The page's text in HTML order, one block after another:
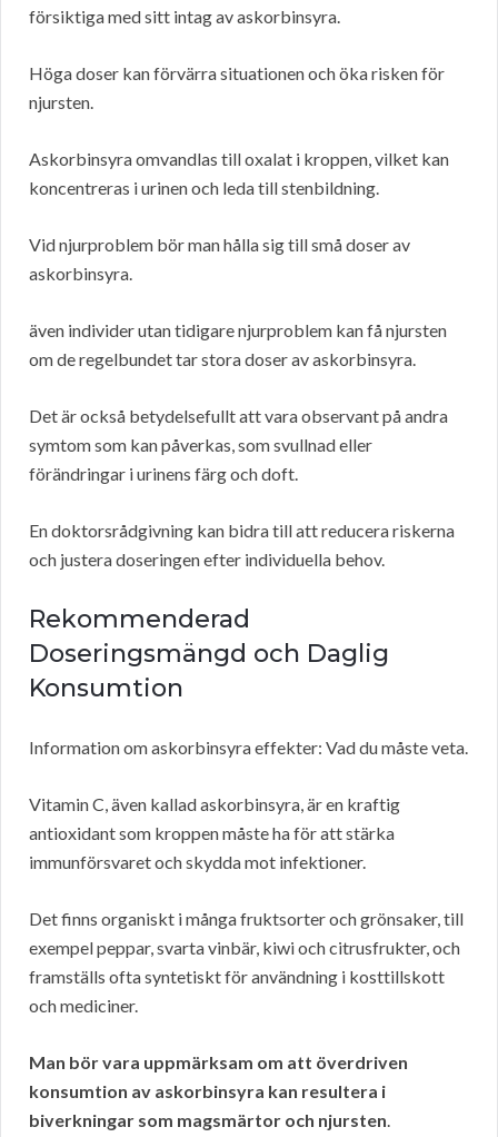
försiktiga med sitt intag av askorbinsyra.
Höga doser kan förvärra situationen och öka risken för
njursten.
Askorbinsyra omvandlas till oxalat i kroppen, vilket kan
koncentreras i urinen och leda till stenbildning.
Vid njurproblem bör man hålla sig till små doser av
askorbinsyra.
även individer utan tidigare njurproblem kan få njursten
om de regelbundet tar stora doser av askorbinsyra.
Det är också betydelsefullt att vara observant på andra
symtom som kan påverkas, som svullnad eller
förändringar i urinens färg och doft.
En doktorsrådgivning kan bidra till att reducera riskerna
och justera doseringen efter individuella behov.
Rekommenderad
Doseringsmängd och Daglig
Konsumtion
Information om askorbinsyra effekter: Vad du måste veta.
Vitamin C, även kallad askorbinsyra, är en kraftig
antioxidant som kroppen måste ha för att stärka
immunförsvaret och skydda mot infektioner.
Det finns organiskt i många fruktsorter och grönsaker, till
exempel peppar, svarta vinbär, kiwi och citrusfrukter, och
framställs ofta syntetiskt för användning i kosttillskott
och mediciner.
Man bör vara uppmärksam om att överdriven
konsumtion av askorbinsyra kan resultera i
biverkningar som magsmärtor och njursten.